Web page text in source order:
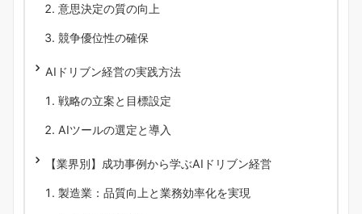
意思決定の質の向上
競争優位性の確保
AIドリブン経営の実践方法
戦略の立案と目標設定
AIツールの選定と導入
【業界別】成功事例から学ぶAIドリブン経営
製造業：品質向上と業務効率化を実現